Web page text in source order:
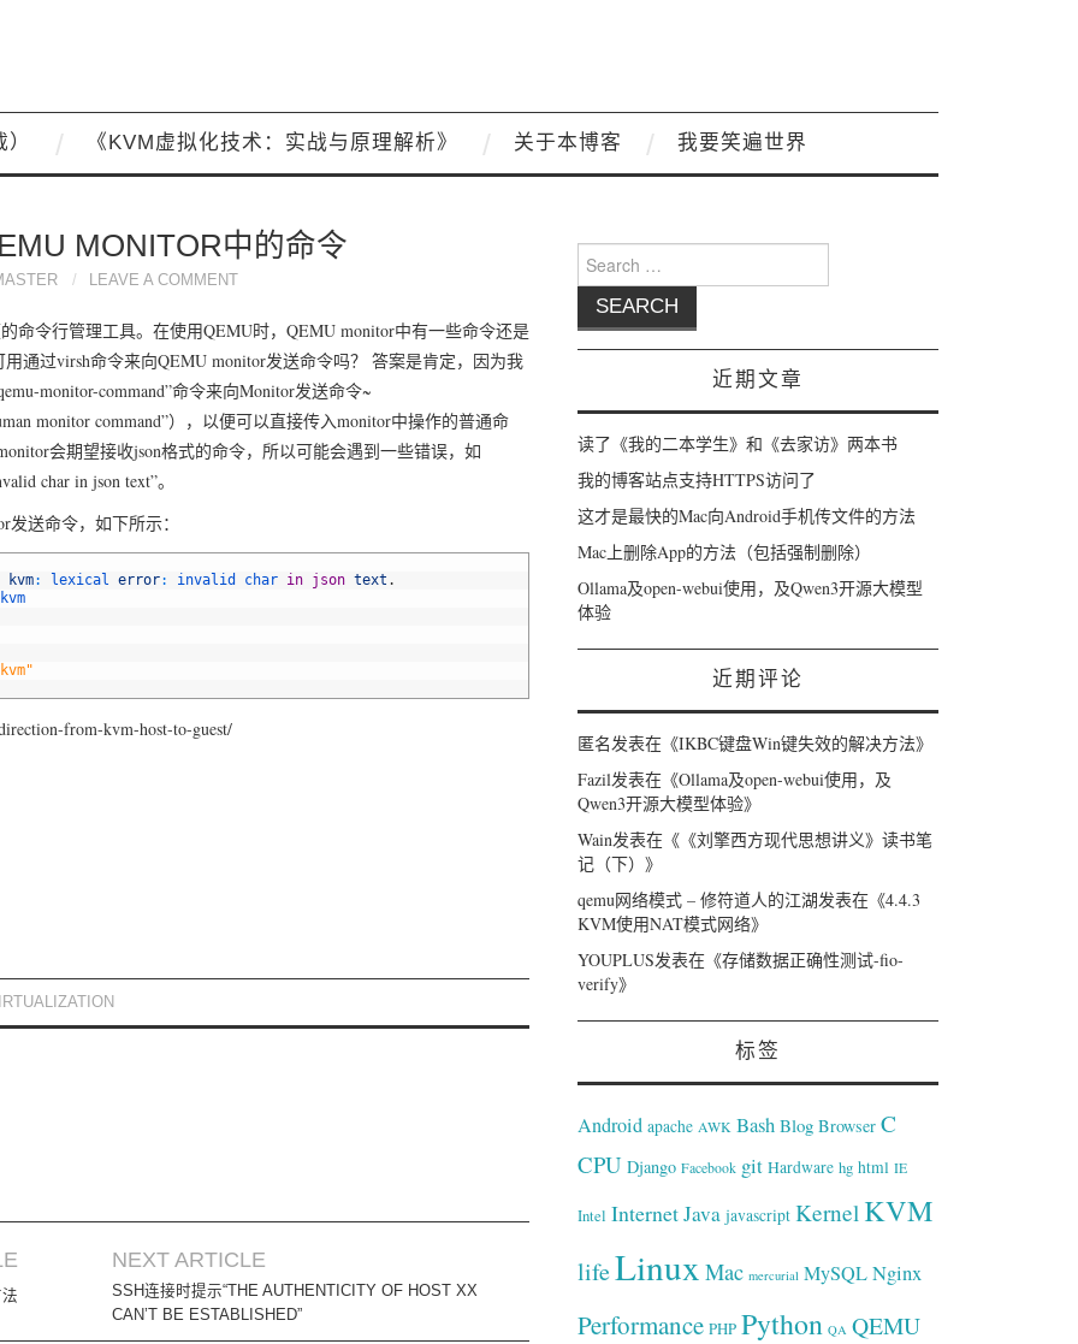
《KVM虚拟化技术：实战与原理解析》 关于本博客 我要笑遍世界
MONITOR中的命令
LEAVE A COMMENT
命令行管理工具。在使用QEMU时，QEMU monitor中有一些命令还是
通过virsh命令来向QEMU monitor发送命令吗？ 答案是肯定，因为我
monitor-command”命令来向Monitor发送命令~
monitor command”），以便可以直接传入monitor中操作的普通命
会期望接收json格式的命令，所以可能会遇到一些错误，如
char in json text”。
发送命令，如下所示：
kvm: lexical error: invalid char in json text .
kvm
from-kvm-host-to-guest/
NEXT ARTICLE
SSH连接时提示“THE AUTHENTICITY OF HOST XX
CAN’T BE ESTABLISHED”
Search for:
近期文章
读了《我的二本学生》和《去家访》两本书
我的博客站点支持HTTPS访问了
这才是最快的Mac向Android手机传文件的方法
Mac上删除App的方法（包括强制删除）
Ollama及open-webui使用，及Qwen3开源大模型
体验
近期评论
匿名发表在《IKBC键盘Win键失效的解决方法》
Fazil发表在《Ollama及open-webui使用，及
Qwen3开源大模型体验》
Wain发表在《《刘擎西方现代思想讲义》读书笔
记（下） 》
qemu网络模式 – 修符道人的江湖发表在《4.4.3
KVM使用NAT模式网络》
YOUPLUS发表在《存储数据正确性测试-fio-
verify》
标签
Android apache AWK Bash Blog Browser C
CPU Django Facebook git Hardware hg html IE
Intel InternetJava javascript Kernel KVM
lifeLinux Mac mercurial MySQL Nginx
Performance PHP Python QA QEMU